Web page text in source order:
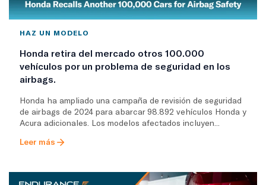
HAZ UN MODELO
Honda retira del mercado otros 100.000
vehículos por un problema de seguridad en los
airbags.
Honda ha ampliado una campaña de revisión de seguridad
de airbags de 2024 para abarcar 98.892 vehículos Honda y
Acura adicionales. Los modelos afectados incluyen...
Leer más